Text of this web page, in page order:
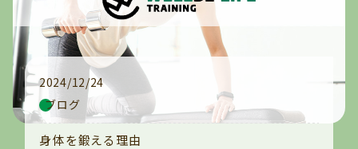
2024/12/24
ブログ
身体を鍛える理由